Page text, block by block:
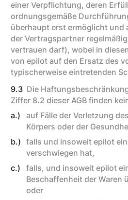
einer Verpflichtung, deren
ordnungsgemäße
überhaupt erst ermöglicht und
der Vertragspartner
vertrauen darf), wobei in
von epilot auf den Ersatz des
typischerweise eintretenden
9.3 Die
Ziffer 8.2 dieser AGB finden
a.)
auf Fälle der Verletzung
Körpers oder der
b.)
falls und insoweit epilot
verschwiegen hat,
c.)
falls, und insoweit epilot
Beschaffenheit der Waren
oder